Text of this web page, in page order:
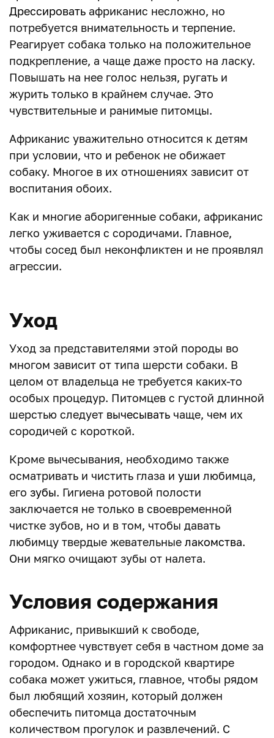
Дрессировать африканис несложно, но
потребуется внимательность и терпение.
Реагирует собака только на положительное
подкрепление, а чаще даже просто на ласку.
Повышать на нее голос нельзя, ругать и
журить только в крайнем случае. Это
чувствительные и ранимые питомцы.
Африканис уважительно относится к детям
при условии, что и ребенок не обижает
собаку. Многое в их отношениях зависит от
воспитания обоих.
Как и многие аборигенные собаки, африканис
легко уживается с сородичами. Главное,
чтобы сосед был неконфликтен и не проявлял
агрессии.
Уход
Уход за представителями этой породы во
многом зависит от типа шерсти собаки. В
целом от владельца не требуется каких-то
особых процедур. Питомцев с густой длинной
шерстью следует вычесывать чаще, чем их
сородичей с короткой.
Кроме вычесывания, необходимо также
осматривать и чистить глаза и уши любимца,
его зубы. Гигиена ротовой полости
заключается не только в своевременной
чистке зубов, но и в том, чтобы давать
любимцу твердые жевательные лакомства.
Они мягко очищают зубы от налета.
Условия содержания
Африканис, привыкший к свободе,
комфортнее чувствует себя в частном доме за
городом. Однако и в городской квартире
собака может ужиться, главное, чтобы рядом
был любящий хозяин, который должен
обеспечить питомца достаточным
количеством прогулок и развлечений. С